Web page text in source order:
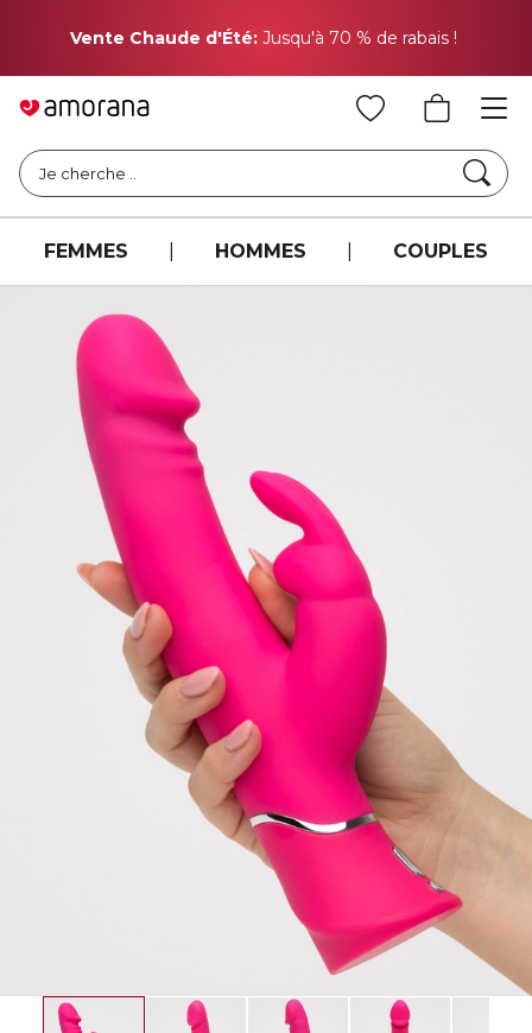
Vente Chaude d'Été: Jusqu'à 70 % de rabais !
Je cherche ..
FEMMES HOMMES COUPLES